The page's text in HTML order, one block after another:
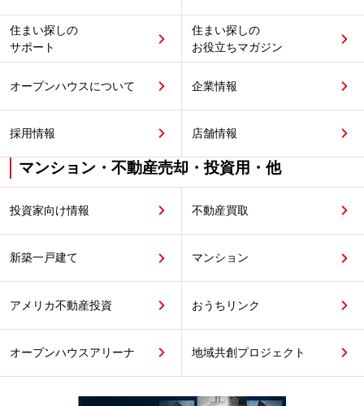
住まい探しの
サポート
住まい探しの
お役立ちマガジン
オープンハウスについて 企業情報
採用情報 店舗情報
マンション・不動産売却・投資用・他
投資家向け情報 不動産買取
新築一戸建て マンション
アメリカ不動産投資 おうちリンク
オープンハウスアリーナ 地域共創プロジェクト